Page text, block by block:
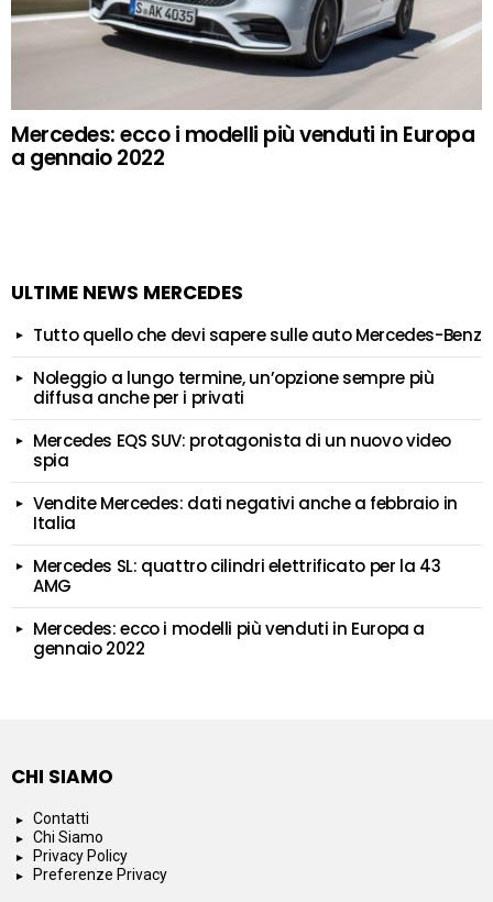
Mercedes: ecco i modelli più venduti in Europa
a gennaio 2022
ULTIME NEWS MERCEDES
Tutto quello che devi sapere sulle auto Mercedes-Benz
Noleggio a lungo termine, un’opzione sempre più
diffusa anche per i privati
Mercedes EQS SUV: protagonista di un nuovo video
spia
Vendite Mercedes: dati negativi anche a febbraio in
Italia
Mercedes SL: quattro cilindri elettrificato per la 43
AMG
Mercedes: ecco i modelli più venduti in Europa a
gennaio 2022
CHI SIAMO
Contatti
Chi Siamo
Privacy Policy
Preferenze Privacy